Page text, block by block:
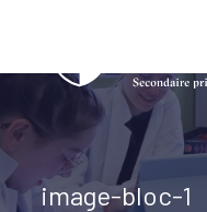
image-bloc-1